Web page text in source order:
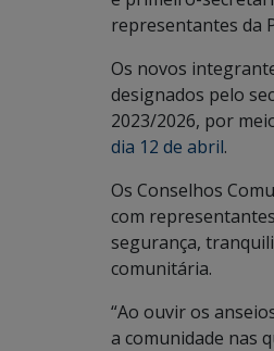
representantes da
Os novos
designados pelo
2023/2026, por
dia 12 de abril.
Os Conselhos
com
segurança,
comunitária.
“Ao ouvir os
a comunidade nas